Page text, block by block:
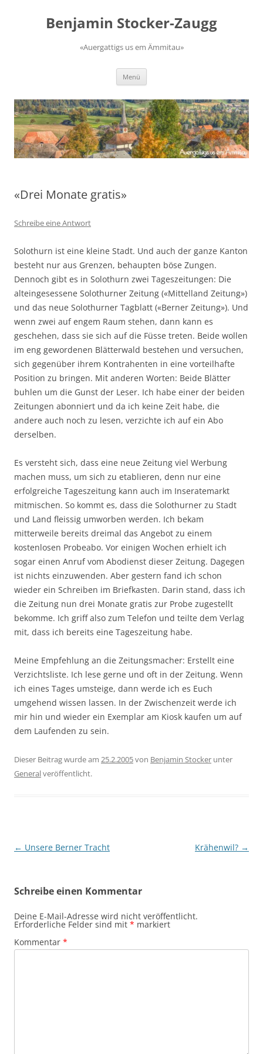
springenBenjamin Stocker-Zaugg
«Auergattigs us em Ämmitau»
Menü
«Drei Monate gratis»
Schreibe eine Antwort
Solothurn ist eine kleine Stadt. Und auch der ganze Kanton
besteht nur aus Grenzen, behaupten böse Zungen.
Dennoch gibt es in Solothurn zwei Tageszeitungen: Die
alteingesessene Solothurner Zeitung («Mittelland Zeitung»)
und das neue Solothurner Tagblatt («Berner Zeitung»). Und
wenn zwei auf engem Raum stehen, dann kann es
geschehen, dass sie sich auf die Füsse treten. Beide wollen
im eng gewordenen Blätterwald bestehen und versuchen,
sich gegenüber ihrem Kontrahenten in eine vorteilhafte
Position zu bringen. Mit anderen Worten: Beide Blätter
buhlen um die Gunst der Leser. Ich habe einer der beiden
Zeitungen abonniert und da ich keine Zeit habe, die
andere auch noch zu lesen, verzichte ich auf ein Abo
derselben.
Es versteht sich, dass eine neue Zeitung viel Werbung
machen muss, um sich zu etablieren, denn nur eine
erfolgreiche Tageszeitung kann auch im Inseratemarkt
mitmischen. So kommt es, dass die Solothurner zu Stadt
und Land fleissig umworben werden. Ich bekam
mitterweile bereits dreimal das Angebot zu einem
kostenlosen Probeabo. Vor einigen Wochen erhielt ich
sogar einen Anruf vom Abodienst dieser Zeitung. Dagegen
ist nichts einzuwenden. Aber gestern fand ich schon
wieder ein Schreiben im Briefkasten. Darin stand, dass ich
die Zeitung nun drei Monate gratis zur Probe zugestellt
bekomme. Ich griff also zum Telefon und teilte dem Verlag
mit, dass ich bereits eine Tageszeitung habe.
Meine Empfehlung an die Zeitungsmacher: Erstellt eine
Verzichtsliste. Ich lese gerne und oft in der Zeitung. Wenn
ich eines Tages umsteige, dann werde ich es Euch
umgehend wissen lassen. In der Zwischenzeit werde ich
mir hin und wieder ein Exemplar am Kiosk kaufen um auf
dem Laufenden zu sein.
Dieser Beitrag wurde am 25.2.2005von Benjamin Stocker unter
Generalveröffentlicht.
Beitragsnavigation
← Unsere Berner Tracht Krähenwil? →
Schreibe einen Kommentar
Deine E-Mail-Adresse wird nicht veröffentlicht.
Erforderliche Felder sind mit * markiert
Kommentar *